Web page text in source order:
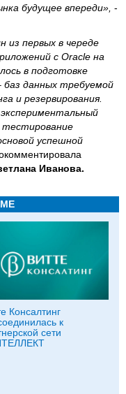
будущее впереди», -
из первых в череде
с Oracle на
в подготовке
данных требуемой
и резервирования.
тестирование
успешной
Иванова.
Консалтинг
к
сети